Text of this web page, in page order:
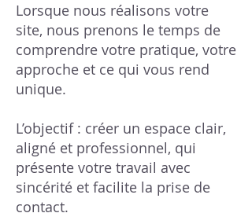
Lorsque nous réalisons votre
site, nous prenons le temps de
comprendre votre pratique, votre
approche et ce qui vous rend
unique.
L’objectif : créer un espace clair,
aligné et professionnel, qui
présente votre travail avec
sincérité et facilite la prise de
contact.